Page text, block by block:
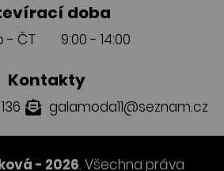
doba
- ČT 9:00 - 14:00
Kontakty
galamoda11@seznam.cz
- 2026. Všechna práva